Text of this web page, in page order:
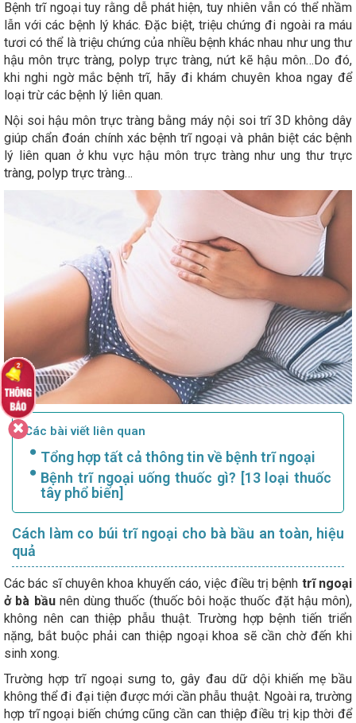
Bệnh trĩ ngoại tuy rằng dễ phát hiện, tuy nhiên vẫn có thể nhầm
lẫn với các bệnh lý khác. Đặc biệt, triệu chứng đi ngoài ra máu
tươi có thể là triệu chứng của nhiều bệnh khác nhau như ung thư
hậu môn trực tràng, polyp trực tràng, nứt kẽ hậu môn…Do đó,
khi nghi ngờ mắc bệnh trĩ, hãy đi khám chuyên khoa ngay để
loại trừ các bệnh lý liên quan.
Nội soi hậu môn trực tràng bằng máy nội soi trĩ 3D không dây
giúp chẩn đoán chính xác bệnh trĩ ngoại và phân biệt các bệnh
lý liên quan ở khu vực hậu môn trực tràng như ung thư trực
tràng, polyp trực tràng…
Các bài viết liên quan
Tổng hợp tất cả thông tin về bệnh trĩ ngoại
Bệnh trĩ ngoại uống thuốc gì? [13 loại thuốc
tây phổ biến]
Cách làm co búi trĩ ngoại cho bà bầu an toàn, hiệu
quả
Các bác sĩ chuyên khoa khuyến cáo, việc điều trị bệnh trĩ ngoại
ở bà bầunên dùng thuốc (thuốc bôi hoặc thuốc đặt hậu môn),
không nên can thiệp phẫu thuật. Trường hợp bệnh tiến triển
nặng, bắt buộc phải can thiệp ngoại khoa sẽ cần chờ đến khi
sinh xong.
Trường hợp trĩ ngoại sưng to, gây đau dữ dội khiến mẹ bầu
không thể đi đại tiện được mới cần phẫu thuật. Ngoài ra, trường
hợp trĩ ngoại biến chứng cũng cần can thiệp điều trị kịp thời để